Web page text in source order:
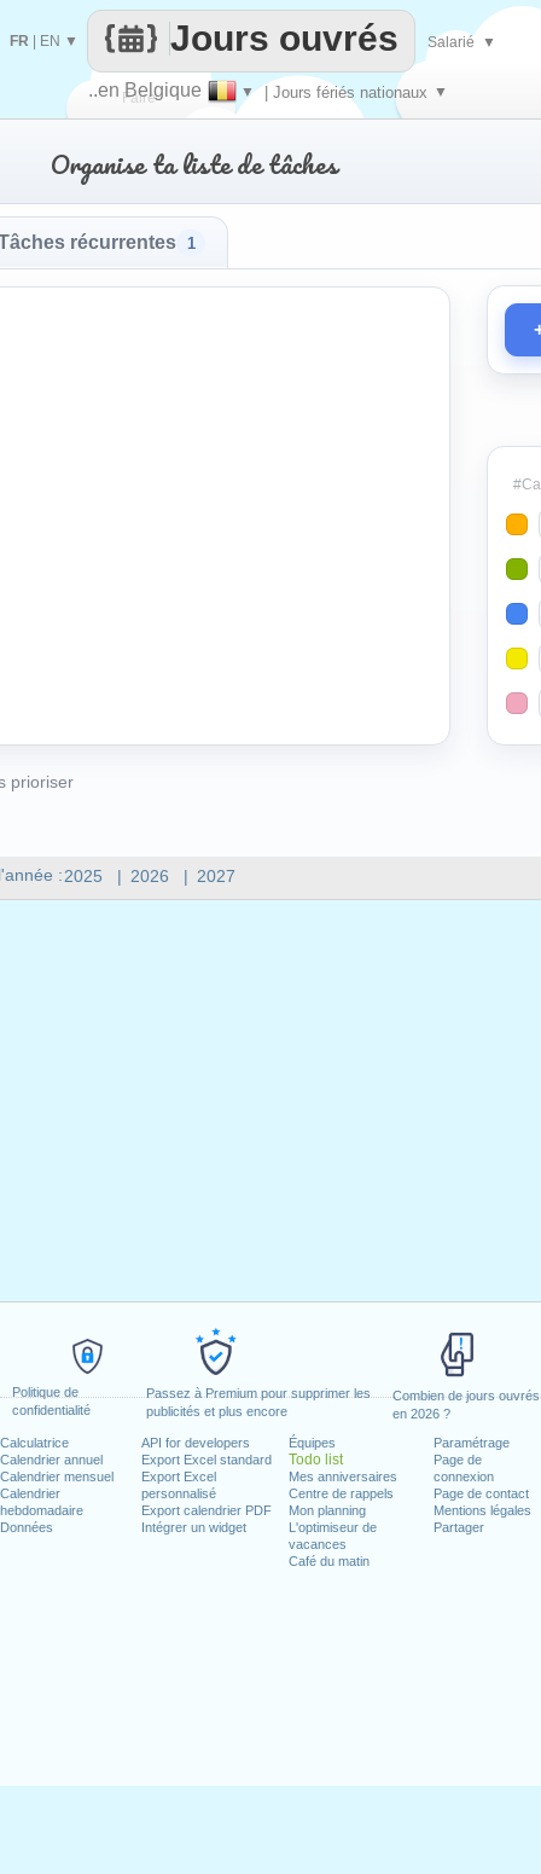
Politique de
confidentialité
Passez à Premium pour supprimer les
publicités et plus encore
Combien de jours ouvrés
en 2026 ?
Calculatrice
Calendrier annuel
Calendrier mensuel
Calendrier
hebdomadaire
Données
API for developers
Export Excel standard
Export Excel
personnalisé
Export calendrier PDF
Intégrer un widget
Équipes
Todo list
Mes anniversaires
Centre de rappels
Mon planning
L'optimiseur de
vacances
Café du matin
Paramétrage
Page de
connexion
Page de contact
Mentions légales
Partager
Faire
que
..en Belgique ▼ | Jours fériés nationaux ▼
Jours ouvrés
FR EN ▼ Salarié ▼
:2025 | 2026 | 2027
Organise ta liste de tâches
récurrentes 1
prioriser